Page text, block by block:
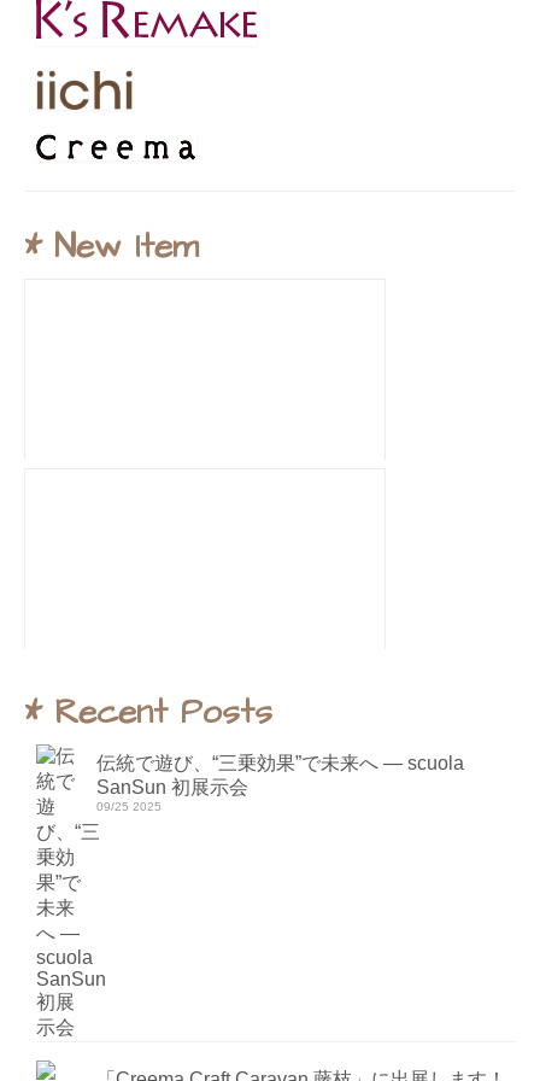
* New Item
* Recent Posts
伝統で遊び、“三乗効果”で未来へ ― scuola
SanSun 初展示会
09/25 2025